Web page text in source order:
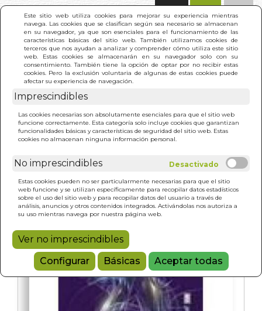
Este sitio web utiliza cookies para mejorar su experiencia mientras
navega. Las cookies que se clasifican según sea necesario se almacenan
en su navegador, ya que son esenciales para el funcionamiento de las
características básicas del sitio web. También utilizamos cookies de
terceros que nos ayudan a analizar y comprender cómo utiliza este sitio
web. Estas cookies se almacenarán en su navegador solo con su
consentimiento. También tiene la opción de optar por no recibir estas
cookies. Pero la exclusión voluntaria de algunas de estas cookies puede
afectar su experiencia de navegación.
Imprescindibles
Las cookies necesarias son absolutamente esenciales para que el sitio web
funcione correctamente. Esta categoría solo incluye cookies que garantizan
funcionalidades básicas y características de seguridad del sitio web. Estas
cookies no almacenan ninguna información personal.
No imprescindibles
Estas cookies pueden no ser particularmente necesarias para que el sitio
web funcione y se utilizan específicamente para recopilar datos estadísticos
sobre el uso del sitio web y para recopilar datos del usuario a través de
análisis, anuncios y otros contenidos integrados. Activándolas nos autoriza a
su uso mientras navega por nuestra página web.
Ver no imprescindibles
Configurar
Básicas Aceptar todas
INICIO >